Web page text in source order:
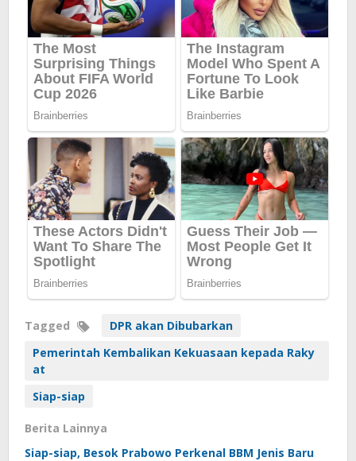
Tagged
DPR akan Dibubarkan
Pemerintah Kembalikan Kekuasaan kepada Raky
at
Siap-siap
Berita Lainnya
Siap-siap, Besok Prabowo Perkenal BBM Jenis Baru